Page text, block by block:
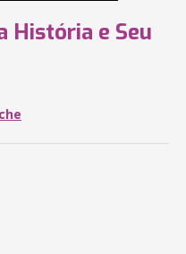
História e Seu